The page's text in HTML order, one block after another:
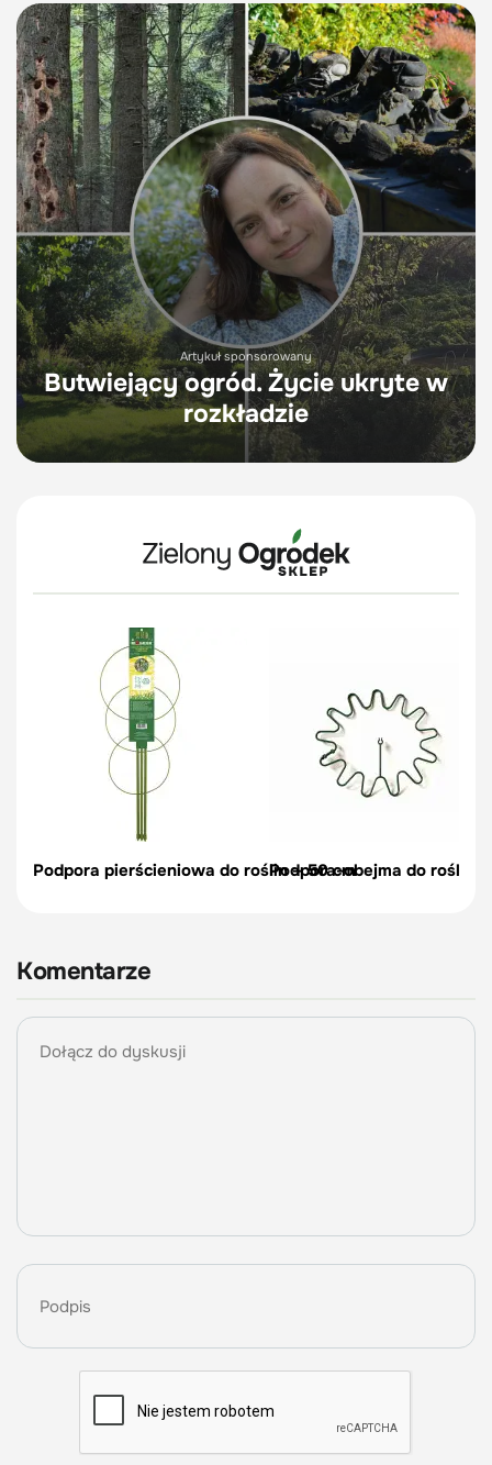
Artykuł sponsorowany
Butwiejący ogród. Życie ukryte w
rozkładzie
Podpora pierścieniowa do roślin – 50 cmPodpora-obejma do roślin,
Komentarze